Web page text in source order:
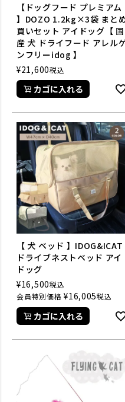
【ドッグフード プレミアム
】DOZO 1.2kg×3袋 まと
買いセット アイドッグ【 国
産 犬 ドライフード アレル
ンフリーidog 】
¥21,600税込
カゴに入れる
【 犬 ベッド 】IDOG&ICAT
ドライブネストベッド アイ
ドッグ
¥16,500税込
会員特別価格 ¥16,005税込
カゴに入れる